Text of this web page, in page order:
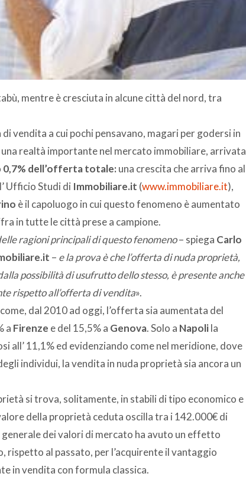
mentre è cresciuta in alcune città del nord, tra
vendita a cui pochi pensavano, magari per godersi in
realtà importante nel mercato immobiliare, arrivata
0,7% dell’offerta totale: una crescita che arriva fino al
Ufficio Studi di Immobiliare.it (www.immobiliare.it),
è il capoluogo in cui questo fenomeno è aumentato
in tutte le città prese a campione.
ragioni principali di questo fenomeno– spiega Carlo
– e la prova è che l’offerta di nuda proprietà,
possibilità di usufrutto dello stesso, è presente anche
rispetto all’offerta di vendita».
dal 2010 ad oggi, l’offerta sia aumentata del
a Firenze e del 15,5% a Genova. Solo a Napolila
all’ 11,1% ed evidenziando come nel meridione, dove
individui, la vendita in nuda proprietà sia ancora un
si trova, solitamente, in stabili di tipo economico e
della proprietà ceduta oscilla tra i 142.000€ di
dei valori di mercato ha avuto un effetto
rispetto al passato, per l’acquirente il vantaggio
in vendita con formula classica.